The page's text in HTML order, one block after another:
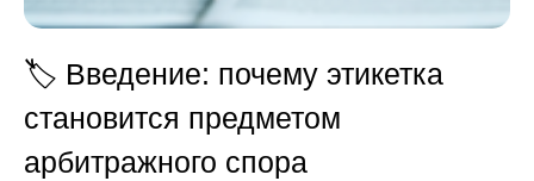
🏷️ Введение: почему этикетка
становится предметом
арбитражного спора